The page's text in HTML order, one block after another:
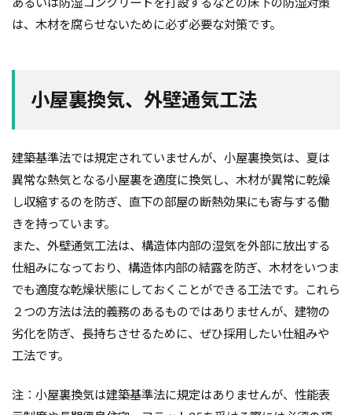
は、木材を腐らせないために必ず必要な対策です。
小屋裏換気、外壁通気工法
建築基準法では規定されていませんが、小屋裏換気は、夏は
異常な熱気となる小屋裏を適度に換気し、木材が異常に乾燥
し収縮するのを防ぎ、直下の部屋の断熱効果にも寄与する働
きを持っています。
また、外壁通気工法は、構造体内部の湿気を外部に放出する
仕組みになっており、構造体内部の結露を防ぎ、木材をいつま
でも適度な乾燥状態にしておくことができる工法です。これら
２つの方法は法的義務のあるものではありませんが、建物の
劣化を防ぎ、長持ちさせるために、ぜひ採用したい仕組みや
工法です。
注：小屋裏換気は建築基準法に規定はありませんが、性能表